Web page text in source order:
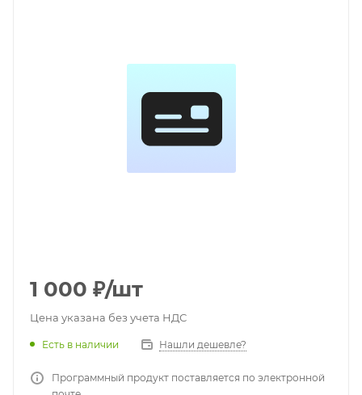
1 000 ₽/шт
Цена указана без учета НДС
Есть в наличии Нашли дешевле?
Программный продукт поставляется по электронной